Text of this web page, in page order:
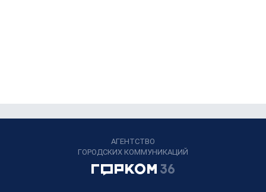
АГЕНТСТВО
ГОРОДСКИХ КОММУНИКАЦИЙ